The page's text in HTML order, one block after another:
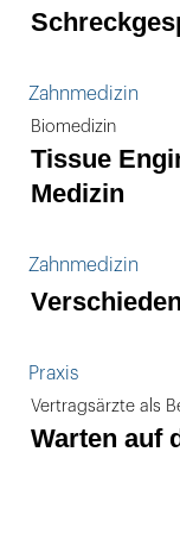
Zahnmedizin
Biomedizin
Tissue
Medizin
Zahnmedizin
Praxis
Vertragsärzte als
Warten auf